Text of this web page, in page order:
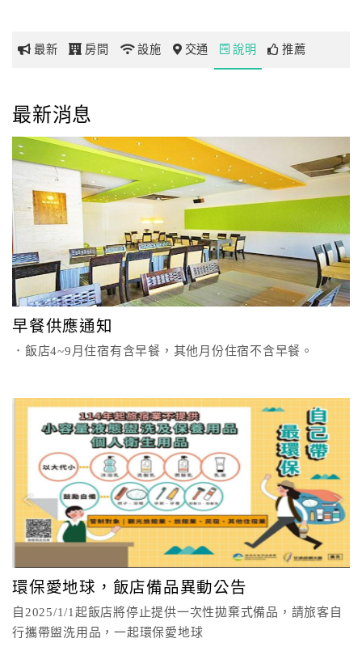
玩
玩
樂
地
圖
顧
務
顧
滿
度
管
會
員
帳
戶
最新 房間 設施 交通 說明 推薦
最新消息
早餐供應通知
．飯店4~9月住宿有含早餐，其他月份住宿不含早餐。
環保愛地球，飯店備品異動公告
自2025/1/1起飯店將停止提供一次性拋棄式備品，請旅客自
行攜帶盥洗用品，一起環保愛地球